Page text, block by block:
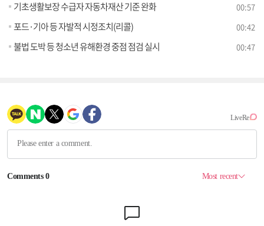
기초생활보장 수급자 자동차재산 기준 완화 00:57
포드·기아 등 자발적 시정조치(리콜) 00:42
불법 도박 등 청소년 유해환경 중점 점검 실시 00:47